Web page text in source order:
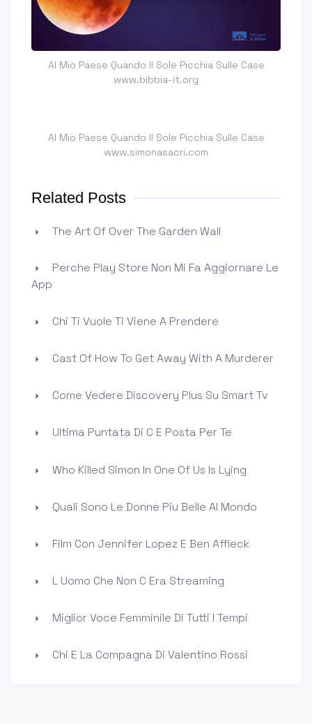
Al Mio Paese Quando Il Sole Picchia Sulle Case
www.bibbia-it.org
Al Mio Paese Quando Il Sole Picchia Sulle Case
www.simonasacri.com
Related Posts
The Art Of Over The Garden Wall
Perche Play Store Non Mi Fa Aggiornare Le
App
Chi Ti Vuole Ti Viene A Prendere
Cast Of How To Get Away With A Murderer
Come Vedere Discovery Plus Su Smart Tv
Ultima Puntata Di C E Posta Per Te
Who Killed Simon In One Of Us Is Lying
Quali Sono Le Donne Piu Belle Al Mondo
Film Con Jennifer Lopez E Ben Affleck
L Uomo Che Non C Era Streaming
Miglior Voce Femminile Di Tutti I Tempi
Chi E La Compagna Di Valentino Rossi